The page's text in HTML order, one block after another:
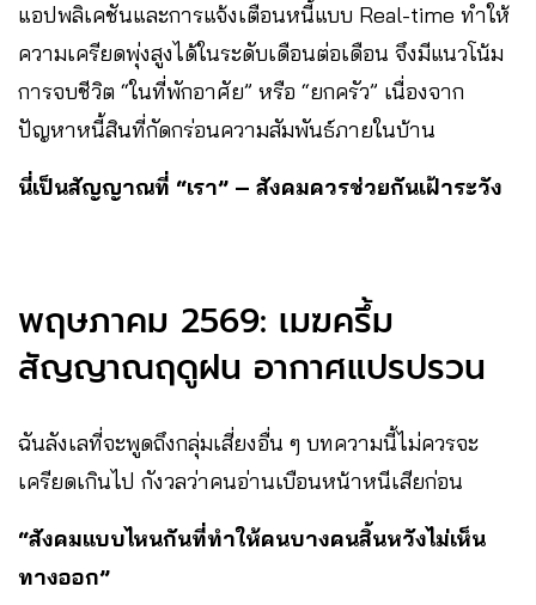
แอปพลิเคชันและการแจ้งเตือนหนี้แบบ Real-time ทำให้
ความเครียดพุ่งสูงได้ในระดับเดือนต่อเดือน จึงมีแนวโน้ม
การจบชีวิต “ในที่พักอาศัย” หรือ “ยกครัว” เนื่องจาก
ปัญหาหนี้สินที่กัดกร่อนความสัมพันธ์ภายในบ้าน
นี่เป็นสัญญาณที่ “เรา” – สังคมควรช่วยกันเฝ้าระวัง
พฤษภาคม 2569: เมฆครึ้ม
สัญญาณฤดูฝน อากาศแปรปรวน
ฉันลังเลที่จะพูดถึงกลุ่มเสี่ยงอื่น ๆ บทความนี้ไม่ควรจะ
เครียดเกินไป กังวลว่าคนอ่านเบือนหน้าหนีเสียก่อน
“สังคมแบบไหนกันที่ทำให้คนบางคนสิ้นหวังไม่เห็น
ทางออก”